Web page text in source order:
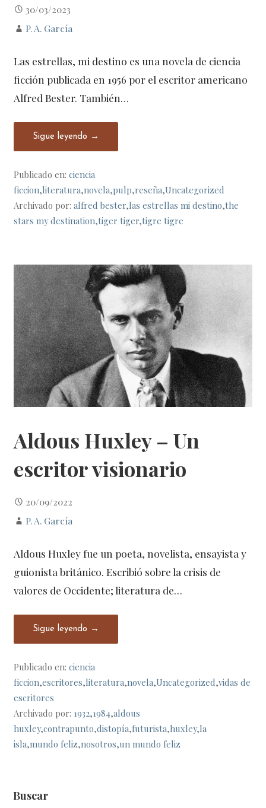
30/03/2023
P. A. García
Las estrellas, mi destino es una novela de ciencia
ficción publicada en 1956 por el escritor americano
Alfred Bester. También…
Sigue leyendo →
Publicado en:ciencia
ficcion,literatura,novela,pulp,reseña,Uncategorized
Archivado por:alfred bester,las estrellas mi destino,the
stars my destination,tiger tiger,tigre tigre
Aldous Huxley – Un
escritor visionario
20/09/2022
P. A. García
Aldous Huxley fue un poeta, novelista, ensayista y
guionista británico. Escribió sobre la crisis de
valores de Occidente; literatura de…
Sigue leyendo →
Publicado en:ciencia
ficcion,escritores,literatura,novela,Uncategorized,vidas de
escritores
Archivado por: 1932,1984,aldous
huxley,contrapunto,distopía,futurista,huxley,la
isla,mundo feliz,nosotros,un mundo feliz
Buscar